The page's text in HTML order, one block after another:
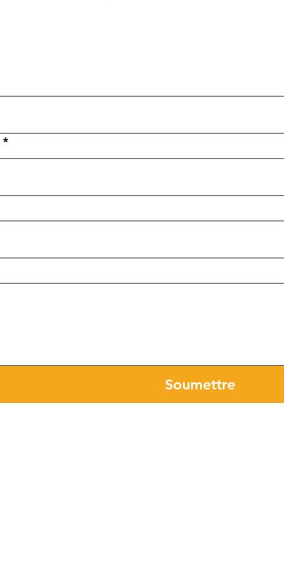
*
Soumettre